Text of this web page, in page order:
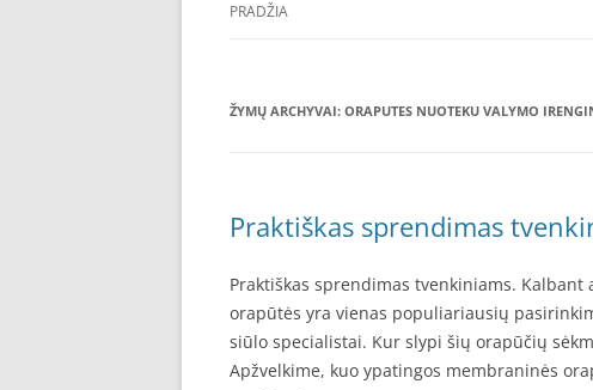
PRADŽIA
ŽYMŲ ARCHYVAI: ORAPUTES NUOTEKU VALYMO
Praktiškas sprendimas
Praktiškas sprendimas tvenkiniams.
orapūtės yra vienas populiariausių
siūlo specialistai. Kur slypi šių orapūčių
Apžvelkime, kuo ypatingos membraninės